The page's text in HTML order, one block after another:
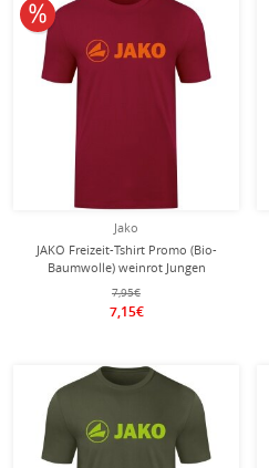
Jako
JAKO Freizeit-Tshirt Promo (Bio-
Baumwolle) weinrot Jungen
7,95€
7,15€
10% reduziert